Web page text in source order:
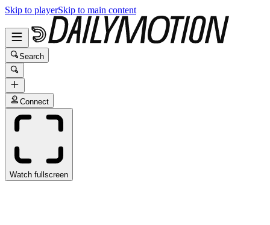
Skip to playerSkip to main content
Search
Connect
Watch fullscreen